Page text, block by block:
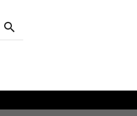
search